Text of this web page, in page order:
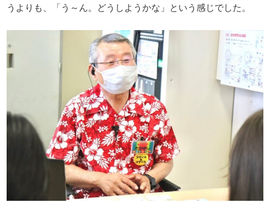
うよりも、「う～ん。どうしようかな」という感じでした。